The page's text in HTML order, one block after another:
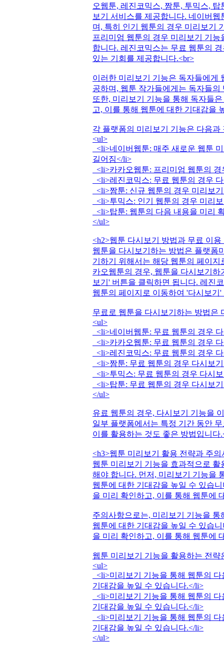
오웹툰, 레진코믹스, 짬툰, 투믹스,
보기 서비스를 제공합니다. 네이버
며, 특히 인기 웹툰의 경우 미리보기
프리미엄 웹툰의 경우 미리보기 기
합니다. 레진코믹스는 무료 웹툰의
있는 기회를 제공합니다.<br>
이러한 미리보기 기능은 독자들에게
공하며, 웹툰 작가들에게는 독자들
또한, 미리보기 기능을 통해 독자들
고, 이를 통해 웹툰에 대한 기대감을
각 플랫폼의 미리보기 기능은 다음과
<ul>
<li>네이버웹툰: 매주 새로운 웹툰
길어짐</li>
<li>카카오웹툰: 프리미엄 웹툰의
<li>레진코믹스: 무료 웹툰의 경우
<li>짬툰: 신규 웹툰의 경우 미리보
<li>투믹스: 인기 웹툰의 경우 미리
<li>탑툰: 웹툰의 다음 내용을 미리
</ul>
<h2>웹툰 다시보기 방법과 무료 이용
웹툰을 다시보기하는 방법은 플랫폼
기하기 위해서는 해당 웹툰의 페이
카오웹툰의 경우, 웹툰을 다시보기
보기' 버튼을 클릭하면 됩니다. 레진
웹툰의 페이지로 이동하여 '다시보기
무료로 웹툰을 다시보기하는 방법은
<ul>
<li>네이버웹툰: 무료 웹툰의 경우
<li>카카오웹툰: 무료 웹툰의 경우
<li>레진코믹스: 무료 웹툰의 경우
<li>짬툰: 무료 웹툰의 경우 다시보
<li>투믹스: 무료 웹툰의 경우 다시
<li>탑툰: 무료 웹툰의 경우 다시보
</ul>
유료 웹툰의 경우, 다시보기 기능을
일부 플랫폼에서는 특정 기간 동안
이를 활용하는 것도 좋은 방법입니다
<h3>웹툰 미리보기 활용 전략과 주의
웹툰 미리보기 기능을 효과적으로
해야 합니다. 먼저, 미리보기 기능을
웹툰에 대한 기대감을 높일 수 있습
을 미리 확인하고, 이를 통해 웹툰에
주의사항으로는, 미리보기 기능을
웹툰에 대한 기대감을 높일 수 있습
을 미리 확인하고, 이를 통해 웹툰에
웹툰 미리보기 기능을 활용하는 전략
<ul>
<li>미리보기 기능을 통해 웹툰의
기대감을 높일 수 있습니다.</li>
<li>미리보기 기능을 통해 웹툰의
기대감을 높일 수 있습니다.</li>
<li>미리보기 기능을 통해 웹툰의
기대감을 높일 수 있습니다.</li>
</ul>